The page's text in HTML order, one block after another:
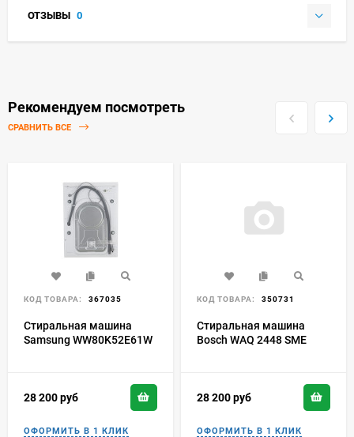
ОТЗЫВЫ 0
Рекомендуем посмотреть
СРАВНИТЬ ВСЕ
КОД ТОВАРА: 367035
Стиральная машина
Samsung WW80K52E61W
28 200руб
КОД ТОВАРА: 350731
Стиральная машина
Bosch WAQ 2448 SME
28 200руб